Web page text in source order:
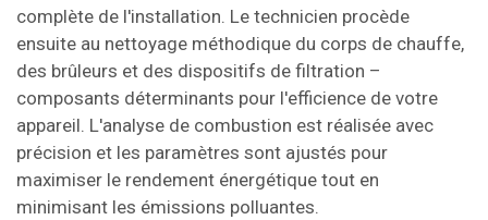
complète de l'installation. Le technicien procède
ensuite au nettoyage méthodique du corps de chauffe,
des brûleurs et des dispositifs de filtration –
composants déterminants pour l'efficience de votre
appareil. L'analyse de combustion est réalisée avec
précision et les paramètres sont ajustés pour
maximiser le rendement énergétique tout en
minimisant les émissions polluantes.